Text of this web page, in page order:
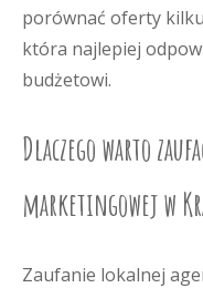
porównać oferty
która najlepiej
budżetowi.
Dlaczego warto
marketingowej w
Zaufanie lokalnej